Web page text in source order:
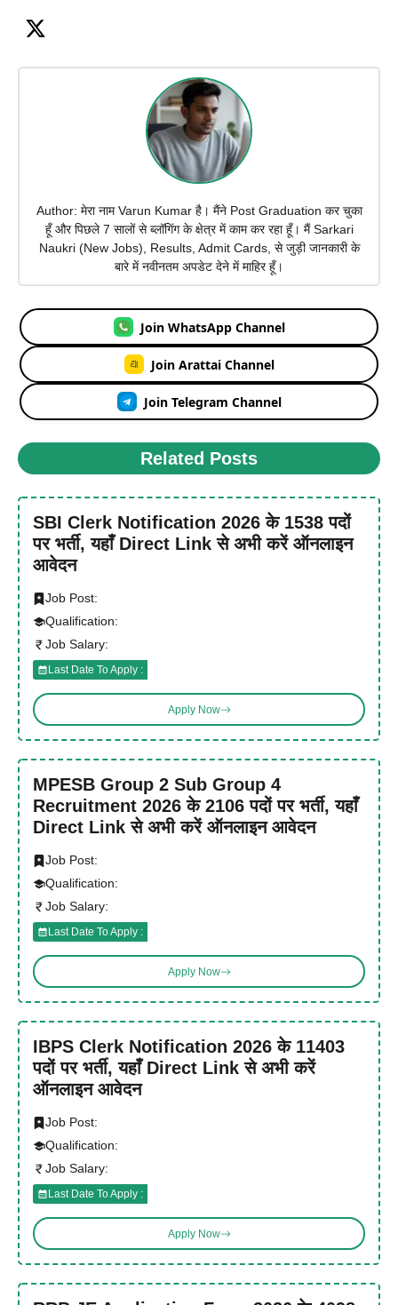
Author: मेरा नाम Varun Kumar है। मैंने Post Graduation कर चुका
हूँ और पिछले 7 सालों से ब्लॉगिंग के क्षेत्र में काम कर रहा हूँ। मैं Sarkari
Naukri (New Jobs), Results, Admit Cards, से जुड़ी जानकारी के
बारे में नवीनतम अपडेट देने में माहिर हूँ।
Join WhatsApp Channel
Join Arattai Channel
Join Telegram Channel
Related Posts
SBI Clerk Notification 2026 के 1538 पदों
पर भर्ती, यहाँ Direct Link से अभी करें ऑनलाइन
आवेदन
Job Post:
Qualification:
Job Salary:
Last Date To Apply :
Apply Now
MPESB Group 2 Sub Group 4
Recruitment 2026 के 2106 पदों पर भर्ती, यहाँ
Direct Link से अभी करें ऑनलाइन आवेदन
Job Post:
Qualification:
Job Salary:
Last Date To Apply :
Apply Now
IBPS Clerk Notification 2026 के 11403
पदों पर भर्ती, यहाँ Direct Link से अभी करें
ऑनलाइन आवेदन
Job Post:
Qualification:
Job Salary:
Last Date To Apply :
Apply Now